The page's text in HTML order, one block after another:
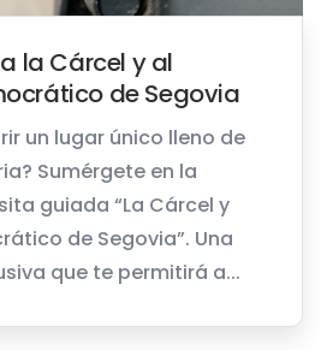
la Cárcel y al
de Segovia
un lugar único lleno de
Sumérgete en la
guiada “La Cárcel y
de Segovia”. Una
que te permitirá a...